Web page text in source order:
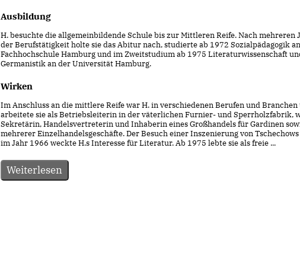
Ausbildung
H. besuchte die allgemeinbildende Schule bis zur Mittleren Reife. Nach mehreren
der Berufstätigkeit holte sie das Abitur nach, studierte ab 1972 Sozialpädagogik
Fachhochschule Hamburg und im Zweitstudium ab 1975 Literaturwissenschaft
Germanistik an der Universität Hamburg.
Wirken
Im Anschluss an die mittlere Reife war H. in verschiedenen Berufen und Branchen
arbeitete sie als Betriebsleiterin in der väterlichen Furnier- und Sperrholzfabrik,
Sekretärin, Handelsvertreterin und Inhaberin eines Großhandels für Gardinen
mehrerer Einzelhandelsgeschäfte. Der Besuch einer Inszenierung von Tschechows
im Jahr 1966 weckte H.s Interesse für Literatur. Ab 1975 lebte sie als freie ...
Weiterlesen